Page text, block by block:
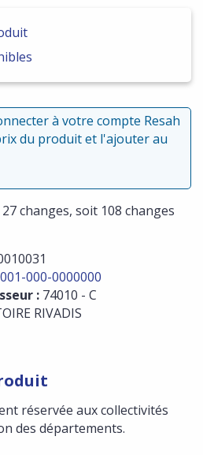
à votre compte Resah
du produit et l'ajouter au
changes, soit 108 changes
000-0000000
: 74010 - C
RIVADIS
réservée aux collectivités
des départements.